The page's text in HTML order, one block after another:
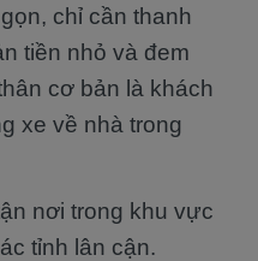
chỉ cần thanh
tiền nhỏ và đem
cơ bản là khách
xe về nhà trong
nơi trong khu vực
tỉnh lân cận.